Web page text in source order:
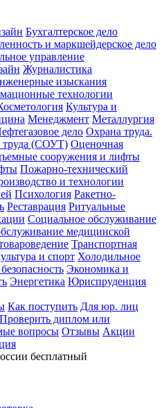
Бухгалтерское дело
и маркшейдерское дело
управление
Журналистика
изыскания
технологии
Культура и
Менеджмент Металлургия
дело Охрана труда.
труда (СОУТ) Оценочная
сооружения и лифты
Пожарно-технический
и технологии
Психология Ракетно-
Реставрация Ритуальные
Социальное обслуживание
медицинской
Транспортная
и спорт Холодильное
Экономика и
Энергетика Юриспруденция
Как поступить Для юр. лиц
Проверить диплом или
вопросы Отзывы Акции
бесплатный